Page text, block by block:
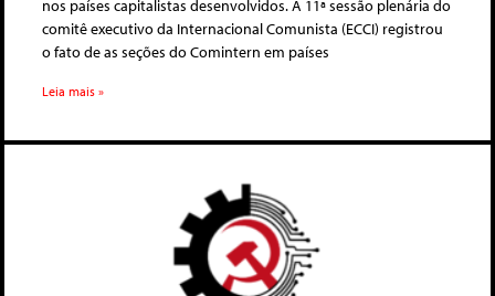
nos países capitalistas desenvolvidos. A 11ª sessão plenária do
comitê executivo da Internacional Comunista (ECCI) registrou
o fato de as seções do Comintern em países
Leia mais »